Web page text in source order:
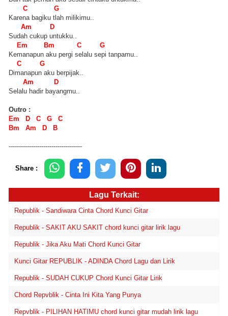
C G
Karena bagiku tlah milikimu..
Am D
Sudah cukup untukku..
Em Bm C G
Kemanapun aku pergi selalu sepi tanpamu..
C G
Dimanapun aku berpijak..
Am D
Selalu hadir bayangmu..
Outro :
Em D C G C
Bm Am D B
------------------------------------
Share :
Lagu Terkait:
Republik - Sandiwara Cinta Chord Kunci Gitar
Republik - SAKIT AKU SAKIT chord kunci gitar lirik lagu
Republik - Jika Aku Mati Chord Kunci Gitar
Kunci Gitar REPUBLIK - ADINDA Chord Lagu dan Lirik
Republik - SUDAH CUKUP Chord Kunci Gitar Lirik
Chord Repvblik - Cinta Ini Kita Yang Punya
Repvblik - PILIHAN HATIMU chord kunci gitar mudah lirik lagu